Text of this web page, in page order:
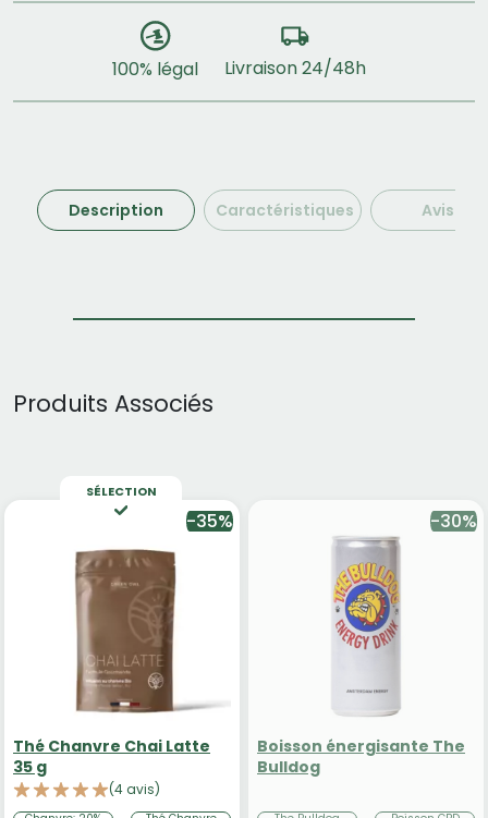
100% légal Livraison 24/48h
Description Caractéristiques Avis (1)
Produits Associés
SÉLECTION
-35%
Thé Chanvre Chai Latte
35 g
(4 avis)
-30%
Boisson énergisante The
Bulldog